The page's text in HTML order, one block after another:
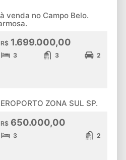
venda no Campo Belo.
R$1.699.000,00
3 3 2
ZONA SUL SP.
R$650.000,00
3 2